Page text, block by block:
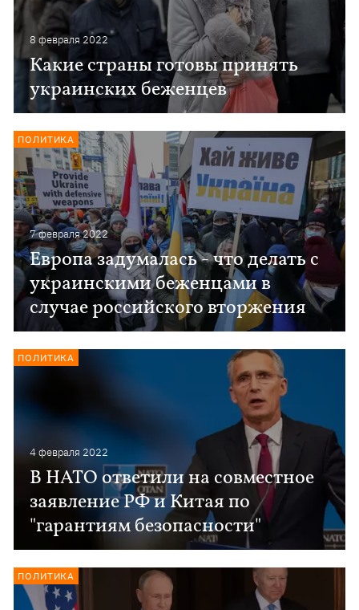
8 февраля 2022
Какие страны готовы принять
украинских беженцев
7 февраля 2022
Европа задумалась - что делать с
украинскими беженцами в
случае российского вторжения
ПОЛИТИКА
4 февраля 2022
В НАТО ответили на совместное
заявление РФ и Китая по
"гарантиям безопасности"
ПОЛИТИКА
ПОЛИТИКА